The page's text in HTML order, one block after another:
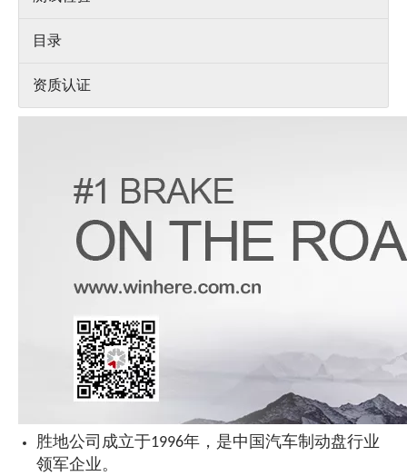
目录
资质认证
胜地公司成立于1996年，是中国汽车制动盘行业
领军企业。